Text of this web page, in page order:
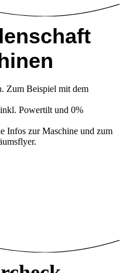
Zum Beispiel mit dem
Powertilt und 0%
Infos zur Maschine und zum